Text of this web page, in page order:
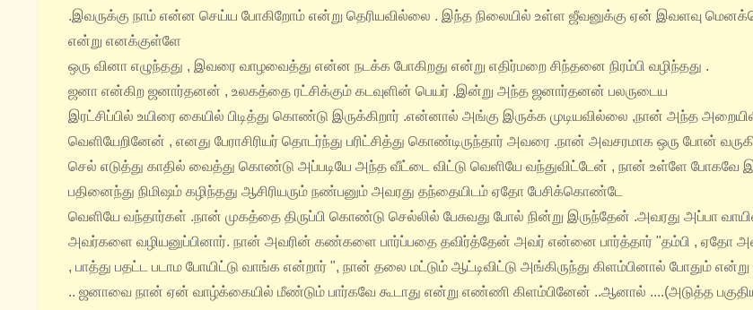
.இவருக்கு நாம் என்ன செய்ய போகிறோம் என்று தெரியவில்லை . இந்த நிலையில் உள்ள ஜீவனுக்கு ஏன் இவளவு
என்று எனக்குள்ளே
ஒரு வினா எழுந்தது , இவரை வாழவைத்து என்ன நடக்க போகிறது என்று எதிர்மறை சிந்தனை நிரம்பி வழிந்தது .
ஜனா என்கிற ஜனார்தனன் , உலகத்தை ரட்சிக்கும் கடவுளின் பெயர் .இன்று அந்த ஜனார்தனன் பலருடைய
இரட்சிப்பில் உயிரை கையில் பிடித்து கொண்டு இருக்கிறார் .என்னால் அங்கு இருக்க முடியவில்லை ,நான் அந்த
வெளியேறினேன் , எனது பேராசிரியர் தொடர்ந்து பரிட்சித்து கொண்டிருந்தார் அவரை .நான் அவசரமாக ஒரு போன்
செல் எடுத்து காதில் வைத்து கொண்டு அப்படியே அந்த வீட்டை விட்டு வெளியே வந்துவிட்டேன் , நான் உள்ளே போகவே
பதினைந்து நிமிஷம் கழிந்தது ஆசிரியரும் நண்பனும் அவரது தந்தையிடம் ஏதோ பேசிக்கொண்டே
வெளியே வந்தார்கள் .நான் முகத்தை திருப்பி கொண்டு செல்லில் பேசுவது போல் நின்று இருந்தேன் .அவரது அப்பா
அவர்களை வழியனுப்பினார். நான் அவரின் கண்களை பார்ப்பதை தவிர்த்தேன் அவர் என்னை பார்த்தார் "தம்பி , ஏதோ
, பாத்து பதட்ட படாம போயிட்டு வாங்க என்றார் ", நான் தலை மட்டும் ஆட்டிவிட்டு அங்கிருந்து கிளம்பினால் போதும் என்று
.. ஜனாவை நான் ஏன் வாழ்க்கையில் மீண்டும் பார்கவே கூடாது என்று எண்ணி கிளம்பினேன் ..ஆனால் ....(அடுத்த